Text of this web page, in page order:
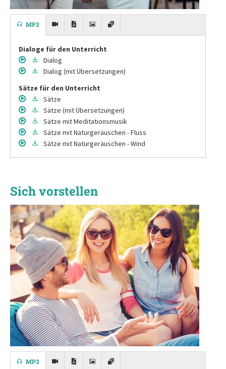
MP3
Dialoge für den Unterricht
Dialog
Dialog (mit Übersetzungen)
Sätze für den Unterricht
Sätze
Sätze (mit Übersetzungen)
Sätze mit Meditationsmusik
Sätze mit Naturgeräuschen - Fluss
Sätze mit Naturgeräuschen - Wind
Sich vorstellen
MP3